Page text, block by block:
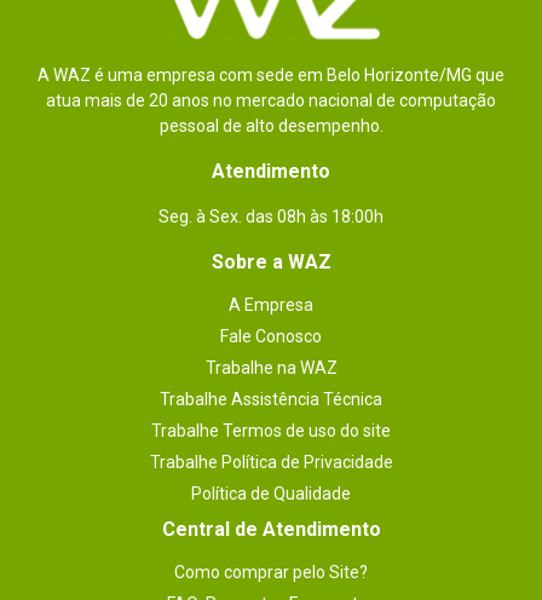
A WAZ é uma empresa com sede em Belo Horizonte/MG que
atua mais de 20 anos no mercado nacional de computação
pessoal de alto desempenho.
Atendimento
Seg. à Sex. das 08h às 18:00h
Sobre a WAZ
A Empresa
Fale Conosco
Trabalhe na WAZ
Trabalhe Assistência Técnica
Trabalhe Termos de uso do site
Trabalhe Política de Privacidade
Política de Qualidade
Central de Atendimento
Como comprar pelo Site?